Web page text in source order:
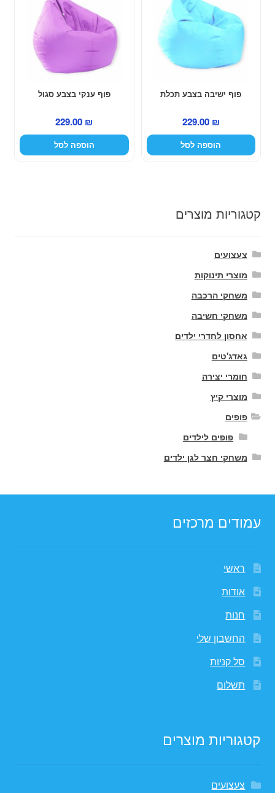
פוף ישיבה בצבע תכלת
229.00 ₪
הוספה לסל
פוף ענקי בצבע סגול
229.00 ₪
הוספה לסל
קטגוריות מוצרים
צעצועים
מוצרי תינוקות
משחקי הרכבה
משחקי חשיבה
אחסון לחדרי ילדים
גאדג'טים
חומרי יצירה
מוצרי קיץ
פופים
פופים לילדים
משחקי חצר לגן ילדים
עמודים מרכזים
ראשי
אודות
חנות
החשבון שלי
סל קניות
תשלום
קטגוריות מוצרים
צעצועים